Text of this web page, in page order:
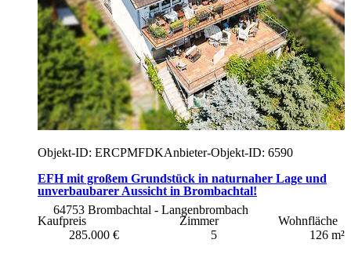
Objekt-ID: ERCPMFDKAnbieter-Objekt-ID: 6590
EFH mit großem Grundstück in naturnaher Lage und
unverbaubarer Aussicht in Brombachtal!
64753 Brombachtal - Langenbrombach
Kaufpreis
285.000 €
Zimmer
5
Wohnfläche
126 m²